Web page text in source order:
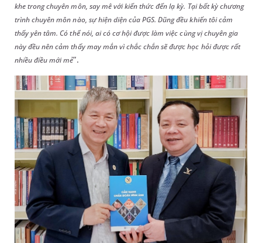
khe trong chuyên môn, say mê với kiến thức đến lạ kỳ. Tại bất kỳ chương
trình chuyên môn nào, sự hiện diện của PGS. Dũng đều khiến tôi cảm
thấy yên tâm. Có thể nói, ai có cơ hội được làm việc cùng vị chuyên gia
này đều nên cảm thấy may mắn vì chắc chắn sẽ được học hỏi được rất
nhiều điều mới mẻ”.